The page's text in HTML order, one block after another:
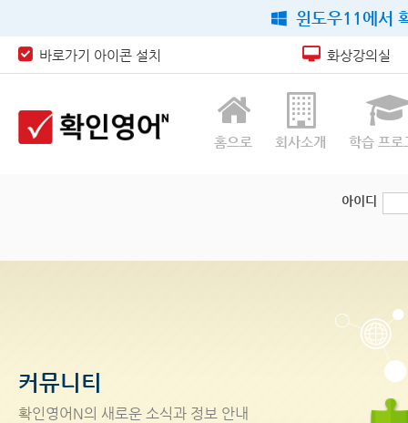
윈도우11에서
바로가기 아이콘 설치 화상강의실
홈으로 회사소개 학습 프로
아이디
커뮤니티
확인영어 N의 새로운 소식과 정보 안내